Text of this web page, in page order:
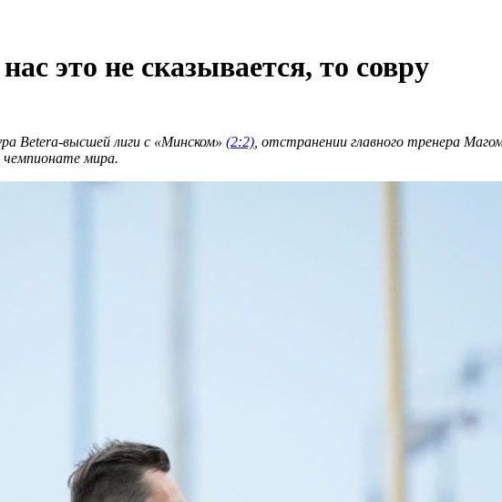
это не сказывается, то совру
Betera-высшей лиги с «Минском» (2:2) , отстранении главного тренера
чемпионате мира.